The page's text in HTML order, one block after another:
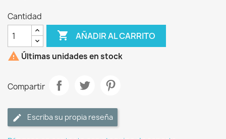
Cantidad
 AÑADIR AL CARRITO
 Últimas unidades en stock
Compartir
Escriba su propia reseña